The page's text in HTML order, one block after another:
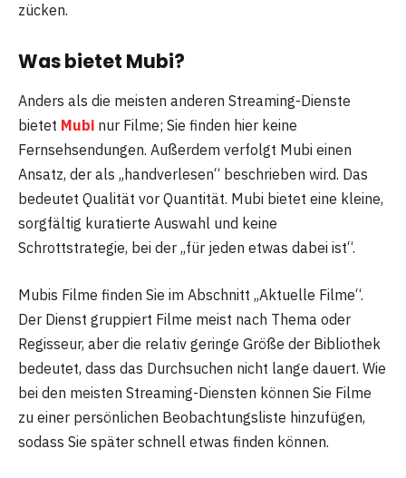
zücken.
Was bietet Mubi?
Anders als die meisten anderen Streaming-Dienste
bietet Mubi nur Filme; Sie finden hier keine
Fernsehsendungen. Außerdem verfolgt Mubi einen
Ansatz, der als „handverlesen“ beschrieben wird. Das
bedeutet Qualität vor Quantität. Mubi bietet eine kleine,
sorgfältig kuratierte Auswahl und keine
Schrottstrategie, bei der „für jeden etwas dabei ist“.
Mubis Filme finden Sie im Abschnitt „Aktuelle Filme“.
Der Dienst gruppiert Filme meist nach Thema oder
Regisseur, aber die relativ geringe Größe der Bibliothek
bedeutet, dass das Durchsuchen nicht lange dauert. Wie
bei den meisten Streaming-Diensten können Sie Filme
zu einer persönlichen Beobachtungsliste hinzufügen,
sodass Sie später schnell etwas finden können.